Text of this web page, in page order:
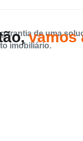
de uma
imobiliário.
vamos